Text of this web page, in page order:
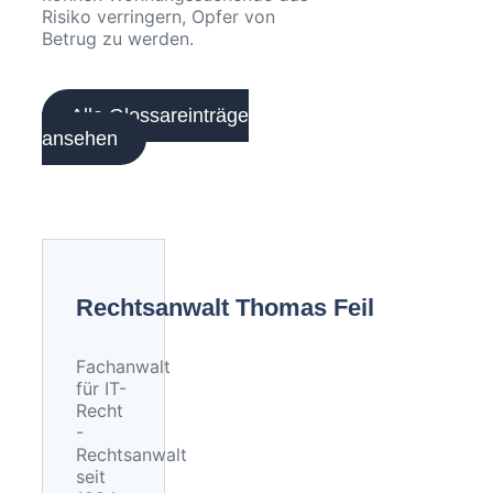
Risiko verringern, Opfer von
Betrug zu werden.
Alle Glossareinträge
ansehen
Rechtsanwalt Thomas Feil
Fachanwalt
für IT-
Recht
-
Rechtsanwalt
seit